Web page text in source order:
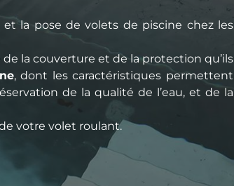
la pose de volets de piscine chez les
la couverture et de la protection qu’ils
, dont les caractéristiques permettent
de la qualité de l’eau, et de la
votre volet roulant.